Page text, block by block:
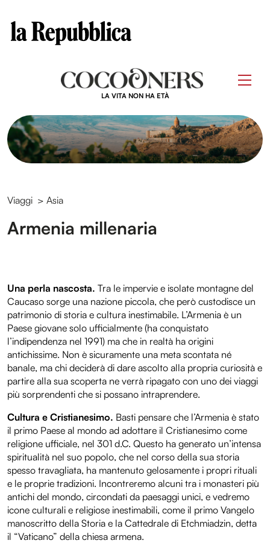
LA VITA NON HA ETÀ
Viaggi > Asia
Armenia millenaria
Una perla nascosta. Tra le impervie e isolate montagne del
Caucaso sorge una nazione piccola, che però custodisce un
patrimonio di storia e cultura inestimabile. L’Armenia è un
Paese giovane solo ufficialmente (ha conquistato
l’indipendenza nel 1991) ma che in realtà ha origini
antichissime. Non è sicuramente una meta scontata né
banale, ma chi deciderà di dare ascolto alla propria curiosità e
partire alla sua scoperta ne verrà ripagato con uno dei viaggi
più sorprendenti che si possano intraprendere.
Cultura e Cristianesimo. Basti pensare che l’Armenia è stato
il primo Paese al mondo ad adottare il Cristianesimo come
religione ufficiale, nel 301 d.C. Questo ha generato un’intensa
spiritualità nel suo popolo, che nel corso della sua storia
spesso travagliata, ha mantenuto gelosamente i propri rituali
e le proprie tradizioni. Incontreremo alcuni tra i monasteri più
antichi del mondo, circondati da paesaggi unici, e vedremo
icone culturali e religiose inestimabili, come il primo Vangelo
manoscritto della Storia e la Cattedrale di Etchmiadzin, detta
il “Vaticano” della chiesa armena.